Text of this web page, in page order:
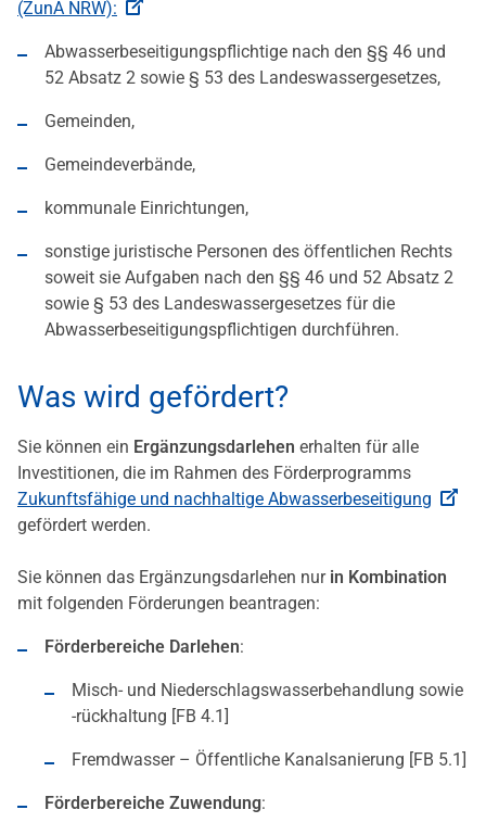
(ZunA NRW):
Abwasserbeseitigungspflichtige nach den §§ 46 und
52 Absatz 2 sowie § 53 des Landeswassergesetzes,
Gemeinden,
Gemeindeverbände,
kommunale Einrichtungen,
sonstige juristische Personen des öffentlichen Rechts
soweit sie Aufgaben nach den §§ 46 und 52 Absatz 2
sowie § 53 des Landeswassergesetzes für die
Abwasserbeseitigungspflichtigen durchführen.
Was wird gefördert?
Sie können ein Ergänzungsdarlehen erhalten für alle
Investitionen, die im Rahmen des Förderprogramms
Zukunftsfähige und nachhaltige Abwasserbeseitigung
gefördert werden.
Sie können das Ergänzungsdarlehen nur in Kombination
mit folgenden Förderungen beantragen:
Förderbereiche Darlehen:
Misch- und Niederschlagswasserbehandlung sowie
-rückhaltung [FB 4.1]
Fremdwasser – Öffentliche Kanalsanierung [FB 5.1]
Förderbereiche Zuwendung: